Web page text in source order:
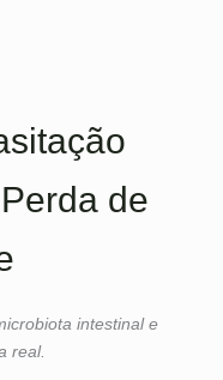
de
intestinal e
real.